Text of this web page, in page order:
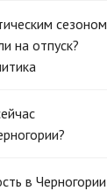
сезоном
на отпуск?
в Черногории